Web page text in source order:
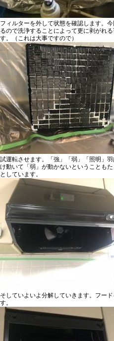
フィルターを外して状態を確認します。
るので洗浄することによって更に剥がれ
す。（これは大事ですので）
試運転させます。
「強」「弱」「照明」
け動いて「弱」が動かないということも
としています。
そしていよいよ分解していきます。フー
す。